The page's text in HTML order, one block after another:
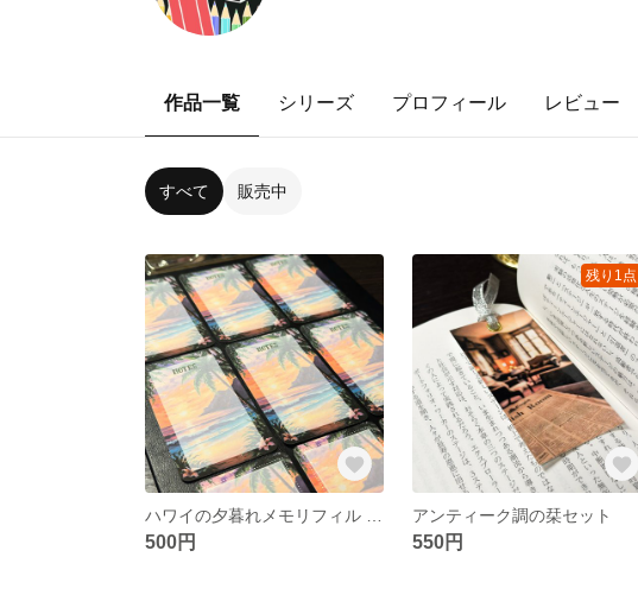
作品一覧 シリーズ プロフィール レビュー
すべて 販売中
500円
残り1点
アンティーク調の栞セット
550円